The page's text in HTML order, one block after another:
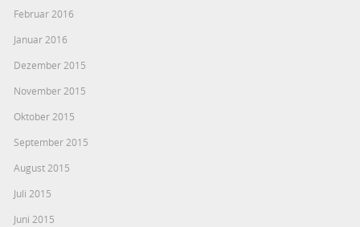
Februar 2016
Januar 2016
Dezember 2015
November 2015
Oktober 2015
September 2015
August 2015
Juli 2015
Juni 2015